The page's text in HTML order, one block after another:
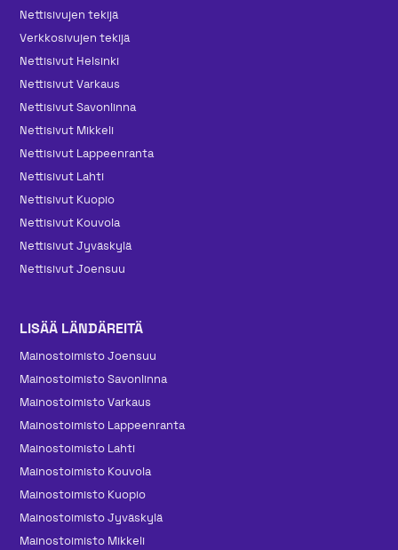
Nettisivujen tekijä
Verkkosivujen tekijä
Nettisivut Helsinki
Nettisivut Varkaus
Nettisivut Savonlinna
Nettisivut Mikkeli
Nettisivut Lappeenranta
Nettisivut Lahti
Nettisivut Kuopio
Nettisivut Kouvola
Nettisivut Jyväskylä
Nettisivut Joensuu
LISÄÄ LÄNDÄREITÄ
Mainos­toimisto Joensuu
Mainos­toimisto Savonlinna
Mainos­toimisto Varkaus
Mainos­toimisto Lappeenranta
Mainos­toimisto Lahti
Mainos­toimisto Kouvola
Mainos­toimisto Kuopio
Mainos­toimisto Jyväskylä
Mainos­toimisto Mikkeli